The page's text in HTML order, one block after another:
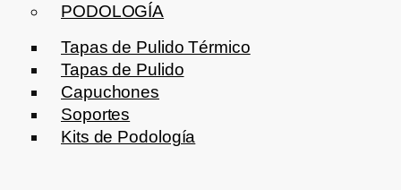
PODOLOGÍA
Tapas de Pulido Térmico
Tapas de Pulido
Capuchones
Soportes
Kits de Podología